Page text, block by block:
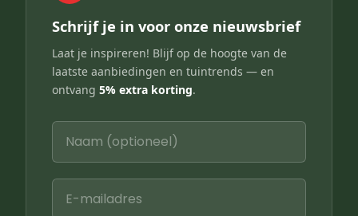
Schrijf je in voor onze nieuwsbrief
Laat je inspireren! Blijf op de hoogte van de
laatste aanbiedingen en tuintrends — en
ontvang 5% extra korting.